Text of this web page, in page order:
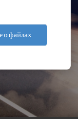
о файлах